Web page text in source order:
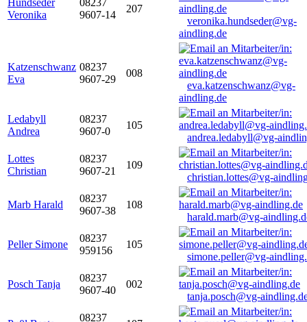
Hundseder
Veronika
08237
9607-14
207
veronika.hundseder@vg-
aindling.de
Katzenschwanz
Eva
08237
9607-29
008
eva.katzenschwanz@vg-
aindling.de
Ledabyll
Andrea
08237
9607-0
105
andrea.ledabyll@vg-
Lottes
Christian
08237
9607-21
109
christian.lottes@vg-
Marb Harald
08237
9607-38
108
harald.marb@vg-
Peller Simone
08237
959156
105
simone.peller@vg-
Posch Tanja
08237
9607-40
002
tanja.posch@vg-
08237